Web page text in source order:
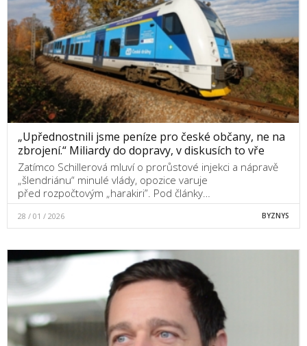
„Upřednostnili jsme peníze pro české občany, ne na
zbrojení.“ Miliardy do dopravy, v diskusích to vře
Zatímco Schillerová mluví o prorůstové injekci a nápravě
„šlendriánu“ minulé vlády, opozice varuje
před rozpočtovým „harakiri”. Pod články…
28 / 01 / 2026 BYZNYS